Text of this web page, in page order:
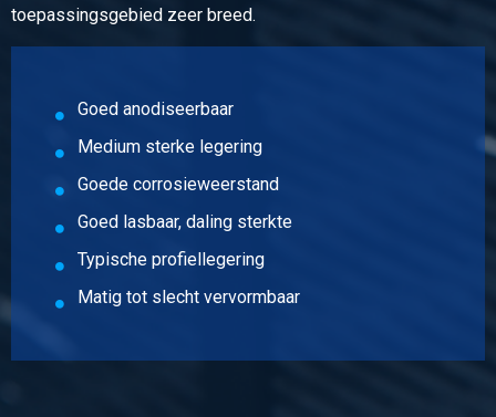
toepassingsgebied zeer breed.
Goed anodiseerbaar
Medium sterke legering
Goede corrosieweerstand
Goed lasbaar, daling sterkte
Typische profiellegering
Matig tot slecht vervormbaar